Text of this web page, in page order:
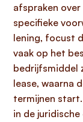
afspraken
specifieke
lening, focust
vaak op het
bedrijfsmiddel
lease, waarna
termijnen
in de